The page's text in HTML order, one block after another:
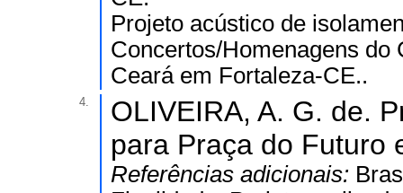
Projeto acústico de
Concertos/Homenagens do
Ceará em Fortaleza-CE..
4.
OLIVEIRA, A. G. de.
para Praça do Futuro
Referências adicionais: